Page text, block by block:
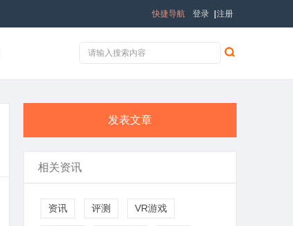
登录 注册
快捷导航
发表文章
相关资讯
资讯 评测 VR游戏